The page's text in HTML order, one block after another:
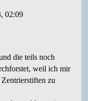
02:09
die teils noch
weil ich mir
zu